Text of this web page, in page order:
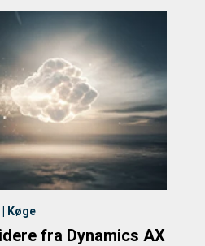
Køge
fra Dynamics AX